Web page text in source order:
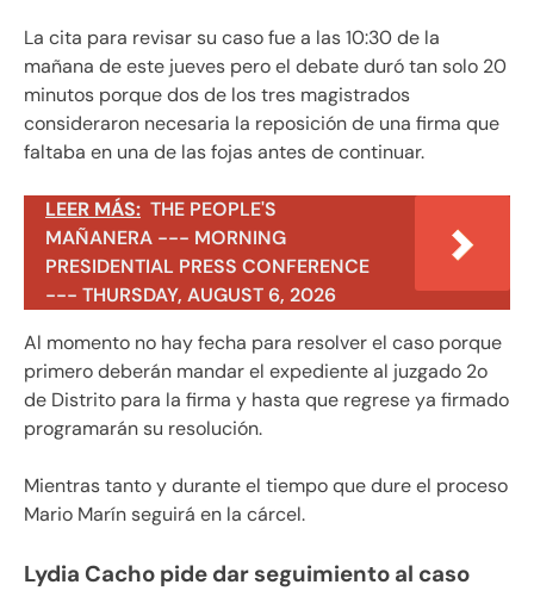
La cita para revisar su caso fue a las 10:30 de la
mañana de este jueves pero el debate duró tan solo 20
minutos porque dos de los tres magistrados
consideraron necesaria la reposición de una firma que
faltaba en una de las fojas antes de continuar.
LEER MÁS: THE PEOPLE'S
MAÑANERA --- MORNING
PRESIDENTIAL PRESS CONFERENCE
--- THURSDAY, AUGUST 6, 2026
Al momento no hay fecha para resolver el caso porque
primero deberán mandar el expediente al juzgado 2o
de Distrito para la firma y hasta que regrese ya firmado
programarán su resolución.
Mientras tanto y durante el tiempo que dure el proceso
Mario Marín seguirá en la cárcel.
Lydia Cacho pide dar seguimiento al caso